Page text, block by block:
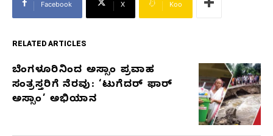
Facebook X Koo
RELATED ARTICLES
RELATED
ARTICLES
ಬೆಂಗಳೂರಿನಿಂದ ಅಸ್ಸಾಂ ಪ್ರವಾಹ
ಸಂತ್ರಸ್ತರಿಗೆ ನೆರವು: ‘ಟುಗೆದರ್ ಫಾರ್
ಅಸ್ಸಾಂ’ ಅಭಿಯಾನ